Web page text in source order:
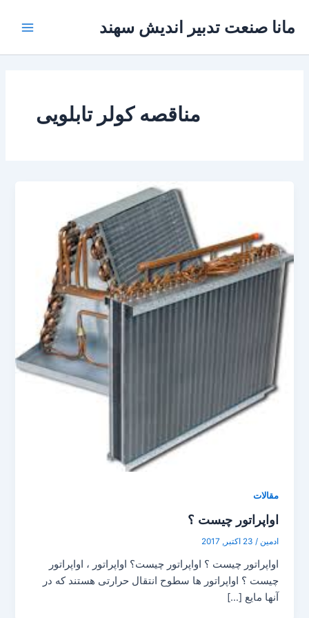
مانا صنعت تدبیر اندیش سهند
مناقصه کولر تابلویی
مقالات
اواپراتور چیست ؟
ادمین/ 23 اکتبر, 2017
اواپراتور چیست ؟ اواپراتور چیست؟ اواپراتور ، اواپراتور
چیست ؟ اواپراتور ها سطوح انتقال حرارتی هستند که در
آنها مایع […]